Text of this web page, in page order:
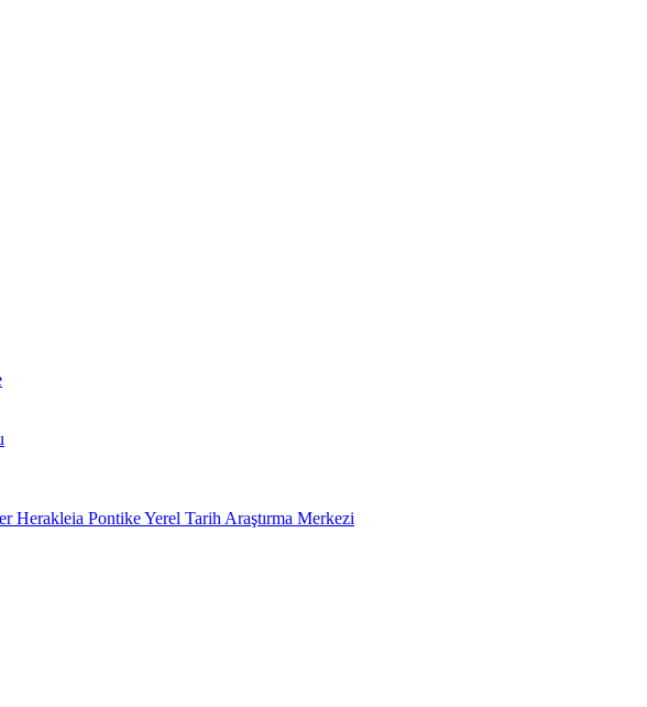
Herakleia Pontike Yerel Tarih Araştırma Merkezi